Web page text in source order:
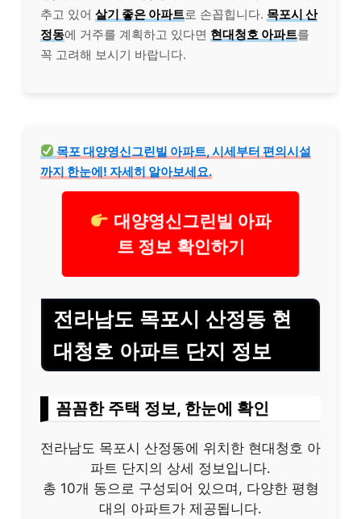
추고 있어 살기 좋은 아파트로 손꼽힙니다. 목포시 산
정동에 거주를 계획하고 있다면 현대청호 아파트를
꼭 고려해 보시기 바랍니다.
목포 대양영신그린빌 아파트, 시세부터 편의시설
까지 한눈에! 자세히 알아보세요.
대양영신그린빌 아파
트 정보 확인하기
전라남도 목포시 산정동 현
대청호 아파트 단지 정보
꼼꼼한 주택 정보, 한눈에 확인
전라남도 목포시 산정동에 위치한 현대청호 아
파트 단지의 상세 정보입니다.
총 10개 동으로 구성되어 있으며, 다양한 평형
대의 아파트가 제공됩니다.